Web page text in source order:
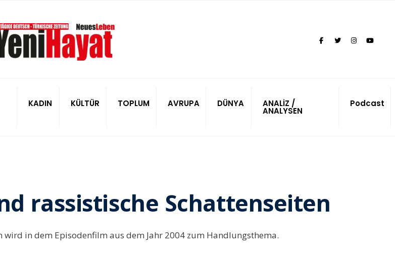
KADIN KÜLTÜR TOPLUM AVRUPA DÜNYA ANALİZ /
ANALYSEN
Podcast
rassistische Schattenseiten
in dem Episodenfilm aus dem Jahr 2004 zum Handlungsthema.